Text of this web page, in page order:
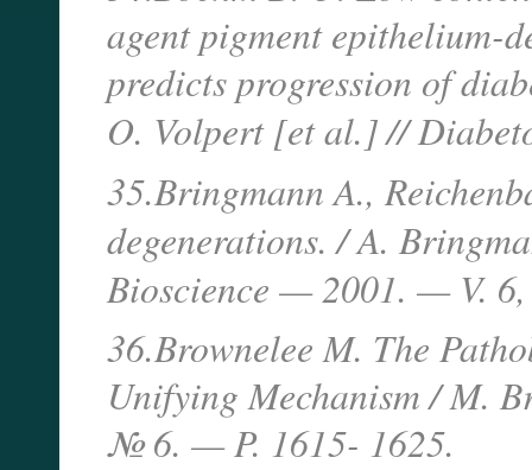
agent pigment epithelium-
predicts progression of
O. Volpert [et al.] //
35.Bringmann A.,
degenerations. / A.
Bioscience — 2001. — V.
36.Brownelee M. The
Unifying Mechanism / M.
№ 6. — P. 1615- 1625.